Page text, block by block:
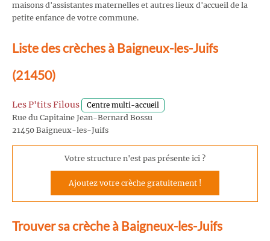
maisons d'assistantes maternelles et autres lieux d'accueil de la
petite enfance de votre commune.
Liste des crèches à Baigneux-les-Juifs
(21450)
Les P'tits Filous Centre multi-accueil
Rue du Capitaine Jean-Bernard Bossu
21450 Baigneux-les-Juifs
Votre structure n'est pas présente ici ?
Ajoutez votre crèche gratuitement !
Trouver sa crèche à Baigneux-les-Juifs